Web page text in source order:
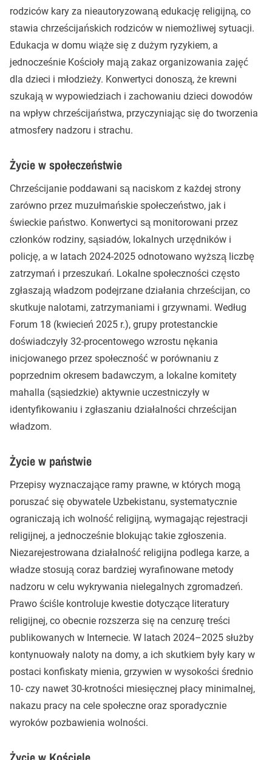
rodziców kary za nieautoryzowaną edukację religijną, co
stawia chrześcijańskich rodziców w niemożliwej sytuacji.
Edukacja w domu wiąże się z dużym ryzykiem, a
jednocześnie Kościoły mają zakaz organizowania zajęć
dla dzieci i młodzieży. Konwertyci donoszą, że krewni
szukają w wypowiedziach i zachowaniu dzieci dowodów
na wpływ chrześcijaństwa, przyczyniając się do tworzenia
atmosfery nadzoru i strachu.
Życie w społeczeństwie
Chrześcijanie poddawani są naciskom z każdej strony
zarówno przez muzułmańskie społeczeństwo, jak i
świeckie państwo. Konwertyci są monitorowani przez
członków rodziny, sąsiadów, lokalnych urzędników i
policję, a w latach 2024-2025 odnotowano wyższą liczbę
zatrzymań i przeszukań. Lokalne społeczności często
zgłaszają władzom podejrzane działania chrześcijan, co
skutkuje nalotami, zatrzymaniami i grzywnami. Według
Forum 18 (kwiecień 2025 r.), grupy protestanckie
doświadczyły 32-procentowego wzrostu nękania
inicjowanego przez społeczność w porównaniu z
poprzednim okresem badawczym, a lokalne komitety
mahalla (sąsiedzkie) aktywnie uczestniczyły w
identyfikowaniu i zgłaszaniu działalności chrześcijan
władzom.
Życie w państwie
Przepisy wyznaczające ramy prawne, w których mogą
poruszać się obywatele Uzbekistanu, systematycznie
ograniczają ich wolność religijną, wymagając rejestracji
religijnej, a jednocześnie blokując takie zgłoszenia.
Niezarejestrowana działalność religijna podlega karze, a
władze stosują coraz bardziej wyrafinowane metody
nadzoru w celu wykrywania nielegalnych zgromadzeń.
Prawo ściśle kontroluje kwestie dotyczące literatury
religijnej, co obecnie rozszerza się na cenzurę treści
publikowanych w Internecie. W latach 2024–2025 służby
kontynuowały naloty na domy, a ich skutkiem były kary w
postaci konfiskaty mienia, grzywien w wysokości średnio
10- czy nawet 30-krotności miesięcznej płacy minimalnej,
nakazu pracy na cele społeczne oraz sporadycznie
wyroków pozbawienia wolności.